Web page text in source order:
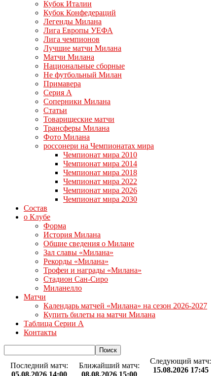
Кубок Италии
Кубок Конфедераций
Легенды Милана
Лига Европы УЕФА
Лига чемпионов
Лучшие матчи Милана
Матчи Милана
Национальные сборные
Не футбольный Милан
Примавера
Серия А
Соперники Милана
Статьи
Товарищеские матчи
Трансферы Милана
Фото Милана
россонери на Чемпионатах мира
Чемпионат мира 2010
Чемпионат мира 2014
Чемпионат мира 2018
Чемпионат мира 2022
Чемпионат мира 2026
Чемпионат мира 2030
Состав
о Клубе
Форма
История Милана
Общие сведения о Милане
Зал славы «Милана»
Рекорды «Милана»
Трофеи и награды «Милана»
Стадион Сан-Сиро
Миланелло
Матчи
Календарь матчей «Милана» на сезон 2026-2027
Купить билеты на матчи Милана
Таблица Серии А
Контакты
Последний матч:
05.08.2026 14:00
Ближайший матч:
08.08.2026 15:00
Следующий матч:
15.08.2026 17:45